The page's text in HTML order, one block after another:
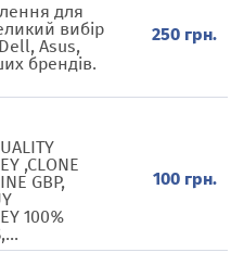
для
вибір
Asus,
брендів.
250 грн.
,CLONE
GBP,
100%
100 грн.